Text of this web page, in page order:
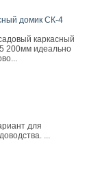
домик СК-4
каркасный
200мм идеально
для
...